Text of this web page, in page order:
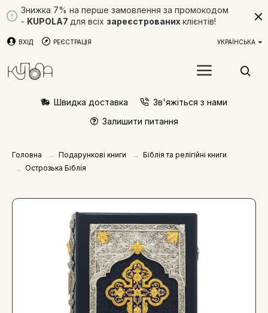
Знижка 7% на перше замовлення за промокодом
- KUPOLA7 для всіх зареєстрованих клієнтів!
ВХІД РЕЄСТРАЦІЯ УКРАЇНСЬКА
Швидка доставка
Зв'яжіться з нами
Залишити питання
Головна Подарункові книги
Біблія та релігійні книги
Острозька Біблія